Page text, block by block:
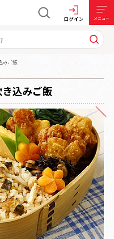
ログイン メニュー
みご飯
込みご飯